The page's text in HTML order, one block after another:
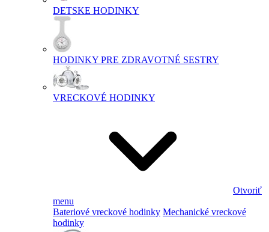
DETSKE HODINKY
HODINKY PRE ZDRAVOTNÉ SESTRY
VRECKOVÉ HODINKY
Otvoriť
menu
Bateriové vreckové hodinky Mechanické vreckové
hodinky